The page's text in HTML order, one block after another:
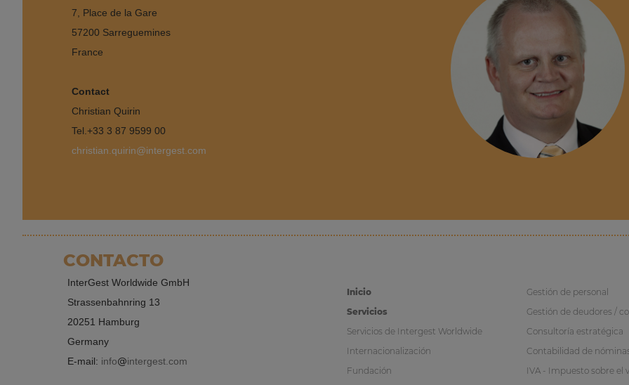
7, Place de la Gare
57200 Sarreguemines
France
Contact
Christian Quirin
Tel.+33 3 87 9599 00
christian.quirin@intergest.com
CONTACTO
InterGest Worldwide GmbH
Strassenbahnring 13
20251 Hamburg
Germany
E-mail: info intergest.com
Inicio
Servicios
Servicios de Intergest Worldwide
Internacionalización
Fundación
Gestión de personal
Gestión de deudores /
Consultoría estratégica
Contabilidad de
IVA - Impuesto sobre el